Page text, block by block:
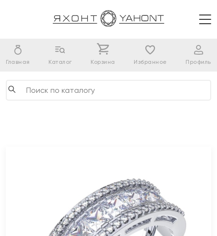
Главная Каталог Корзина Избранное Профиль